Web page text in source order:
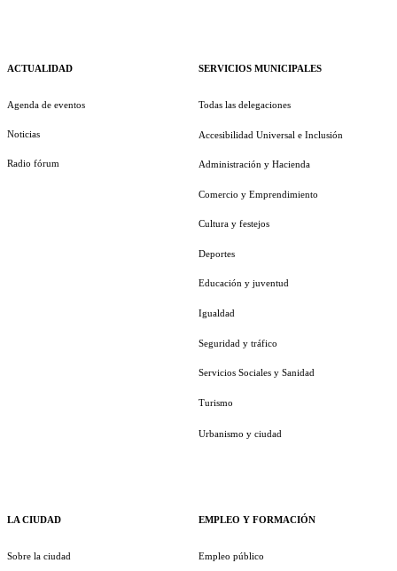
ACTUALIDAD
Agenda de eventos
Noticias
Radio fórum
LA CIUDAD
Sobre la ciudad
SERVICIOS MUNICIPALES
Todas las delegaciones
Accesibilidad Universal e Inclusión
Administración y Hacienda
Comercio y Emprendimiento
Cultura y festejos
Deportes
Educación y juventud
Igualdad
Seguridad y tráfico
Servicios Sociales y Sanidad
Turismo
Urbanismo y ciudad
EMPLEO Y FORMACIÓN
Empleo público